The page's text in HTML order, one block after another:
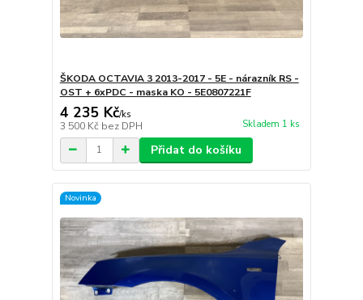
ŠKODA OCTAVIA 3 2013-2017 - 5E - nárazník RS -
OST + 6xPDC - maska KO - 5E0807221F
4 235 Kč/ks
3 500 Kč bez DPH Skladem 1 ks
Přidat do košíku
Novinka